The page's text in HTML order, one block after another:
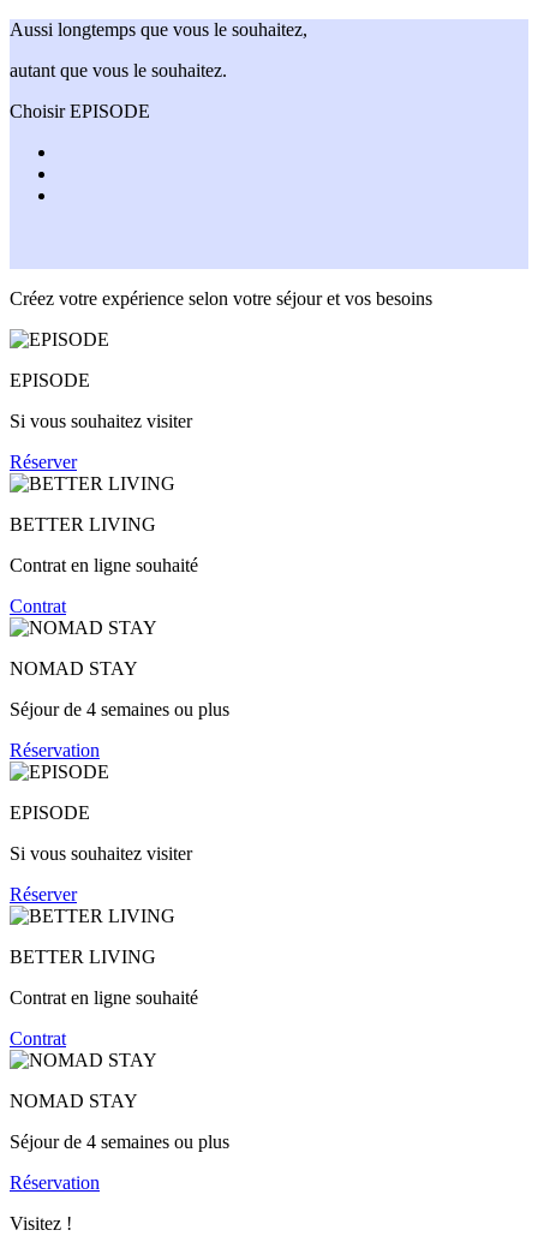
Aussi longtemps que vous le souhaitez,
autant que vous le souhaitez.
Choisir EPISODE
Créez votre expérience selon votre séjour et vos besoins
EPISODE
Si vous souhaitez visiter
Réserver
BETTER LIVING
Contrat en ligne souhaité
Contrat
NOMAD STAY
Séjour de 4 semaines ou plus
Réservation
EPISODE
Si vous souhaitez visiter
Réserver
BETTER LIVING
Contrat en ligne souhaité
Contrat
NOMAD STAY
Séjour de 4 semaines ou plus
Réservation
Visitez !